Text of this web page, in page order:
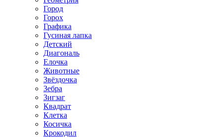
Город
Горох
Графика
Гусиная лапка
Детский
Диагональ
Елочка
Животные
Звёздочка
Зебра
Зигзаг
Квадрат
Клетка
Косичка
Крокодил